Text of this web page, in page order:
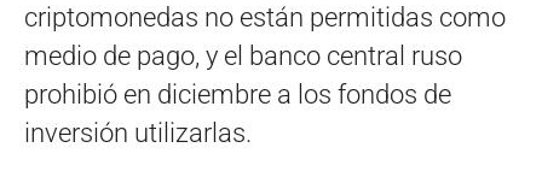
criptomonedas no están permitidas como
medio de pago, y el banco central ruso
prohibió en diciembre a los fondos de
inversión utilizarlas.